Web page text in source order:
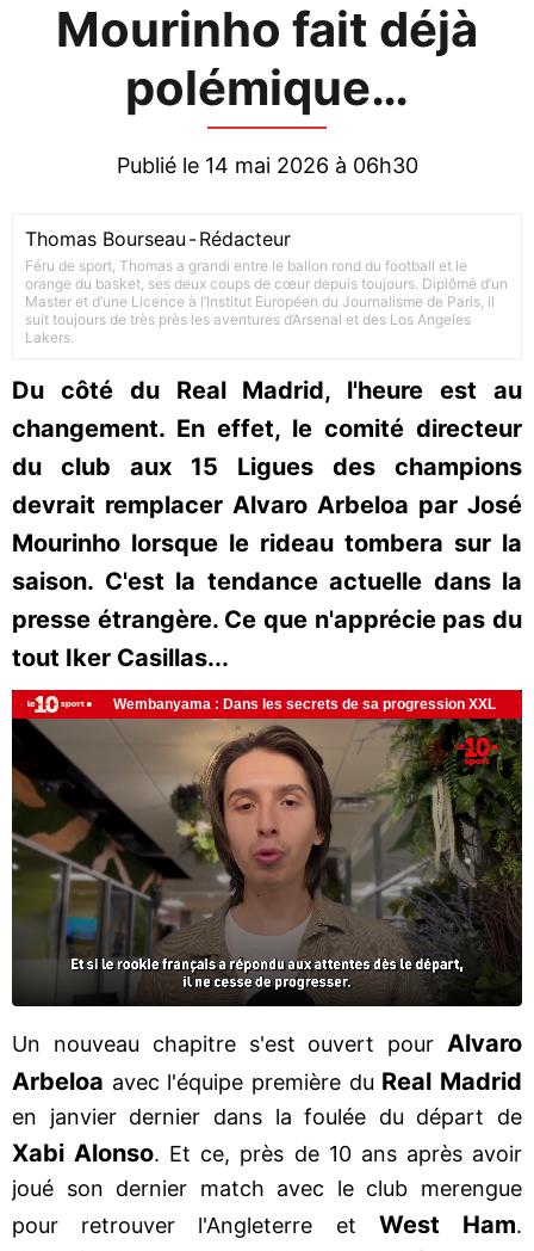
Mourinho fait déjà
polémique…
Publié le 14 mai 2026 à 06h30
Thomas Bourseau -Rédacteur
Féru de sport, Thomas a grandi entre le ballon rond du football et le
orange du basket, ses deux coups de cœur depuis toujours. Diplômé d’un
Master et d’une Licence à l’Institut Européen du Journalisme de Paris, il
suit toujours de très près les aventures d’Arsenal et des Los Angeles
Lakers.
Du côté du Real Madrid, l'heure est au
changement. En effet, le comité directeur
du club aux 15 Ligues des champions
devrait remplacer Alvaro Arbeloa par José
Mourinho lorsque le rideau tombera sur la
saison. C'est la tendance actuelle dans la
presse étrangère. Ce que n'apprécie pas du
tout Iker Casillas...
Un nouveau chapitre s'est ouvert pour Alvaro
Arbeloa avec l'équipe première du Real Madrid
en janvier dernier dans la foulée du départ de
Xabi Alonso. Et ce, près de 10 ans après avoir
joué son dernier match avec le club merengue
pour retrouver l'Angleterre et West Ham.